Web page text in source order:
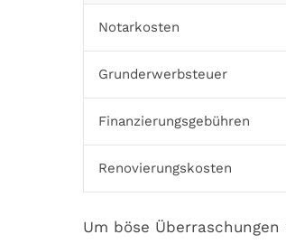
Notarkosten
Grunderwerbsteuer
Finanzierungsgebühren
Renovierungskosten
Um böse